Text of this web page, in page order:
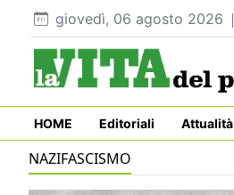
giovedì, 06 agosto 2026
HOME Editoriali Attualità
NAZIFASCISMO